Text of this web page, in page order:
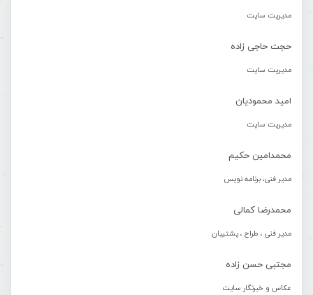
مدیریت سایت
حجت حاجی زاده
مدیریت سایت
امید محمودیان
مدیریت سایت
محمدامین حکیم
مدیر فنی، برنامه نویس
محمدرضا کمالی
مدیر فنی ، طراح ، پشتیبان
مجتبی حسن زاده
عکاس و خبرنگار سایت